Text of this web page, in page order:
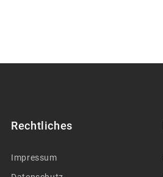
Rechtliches
Impressum